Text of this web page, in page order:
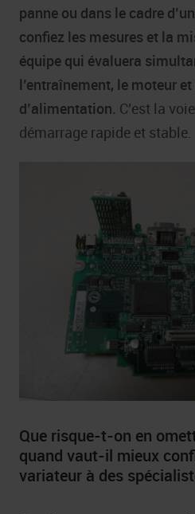
panne ou dans le cadre
confiez les mesures et la
équipe qui évaluera
l’entraînement, le moteur
d’alimentation. C’est la
démarrage rapide et stable.
Que risque-t-on en
quand vaut-il mieux
variateur à des